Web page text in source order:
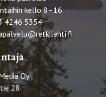
kello 8–16
4246 5354
.
Oy
28